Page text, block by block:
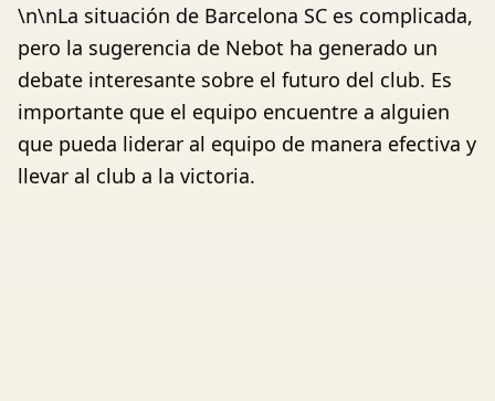
\n\nLa situación de Barcelona SC es complicada,
pero la sugerencia de Nebot ha generado un
debate interesante sobre el futuro del club. Es
importante que el equipo encuentre a alguien
que pueda liderar al equipo de manera efectiva y
llevar al club a la victoria.